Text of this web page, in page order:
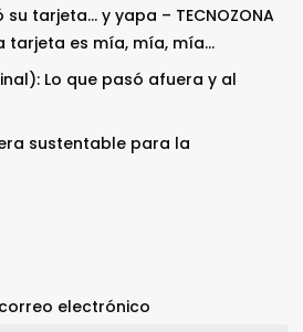
tarjeta… y yapa – TECNOZONA
tarjeta es mía, mía, mía…
Lo que pasó afuera y al
sustentable para la
electrónico